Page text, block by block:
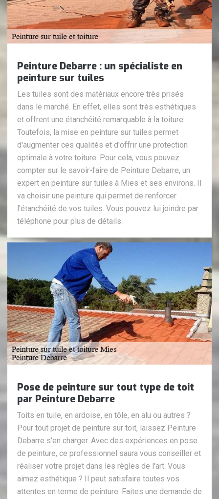
Peinture Debarre : un spécialiste en
peinture sur tuiles
Les tuiles sont des matériaux encore très prisés
dans le marché. En effet, elles sont très esthétiques
et offrent une étanchéité remarquable à la toiture.
Toutefois, la mise en peinture sur tuiles permet
d'augmenter ces qualités et d'offrir une protection
optimale à votre toiture. Pour cela, vous pouvez
compter sur le savoir-faire de Peinture Debarre, un
expert en peinture sur tuiles à Mies et ses environs. Il
va choisir une peinture qui permet de renforcer
l'étanchéité de vos tuiles. Vous pouvez lui joindre par
téléphone pour plus de détails.
Pose de peinture sur tout type de toit
par Peinture Debarre
Toits en tuile, en ardoise, en tôle, en alu ou autres ?
Pour tout projet de peinture sur toit, laissez Peinture
Debarre s'en charger. Avec des expériences en pose
de peinture, ce professionnel saura vous conseiller et
réaliser votre projet dans les règles de l'art. Vous
aimez esthétique ? Il peut satisfaire toutes vos
attentes en terme de peinture. Faites une demande de